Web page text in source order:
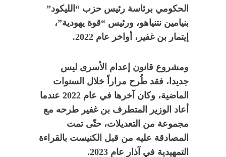
الحكومي برئاسة رئيس حزب “الليكود”
بنيامين نتنياهو، ورئيس “قوة يهودية”،
إيتمار بن غفير، أواخر عام 2022.
ومشروع قانون إعدام الأسرى ليس
جديدا، فقد طُرح مراراً خلال السنوات
الماضية، وكان آخرها في عام 2022 عندما
أعاد الوزير المتطرف بن غفير طرحه مع
مجموعة من التعديلات، حتّى تمت
المصادقة عليه من قبل الكنيست بالقراءة
التمهيدية في آذار عام 2023.